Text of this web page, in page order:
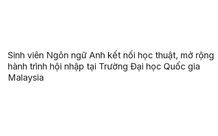
Sinh viên Ngôn ngữ Anh kết nối học thuật, mở rộng
hành trình hội nhập tại Trường Đại học Quốc gia
Malaysia